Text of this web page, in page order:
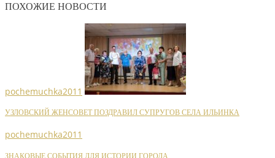
ПОХОЖИЕ НОВОСТИ
pochemuchka2011
УЗЛОВСКИЙ ЖЕНСОВЕТ ПОЗДРАВИЛ СУПРУГОВ СЕЛА ИЛЬИНКА
pochemuchka2011
ЗНАКОВЫЕ СОБЫТИЯ ДЛЯ ИСТОРИИ ГОРОДА